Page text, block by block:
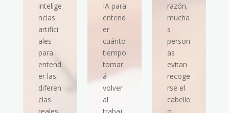
intelige
ncias
artifici
ales
para
entend
er las
diferen
cias
reales
IA para
entend
er
cuánto
tiempo
tomar
á
volver
al
trabaj
razón,
mucha
s
person
as
evitan
recoge
rse el
cabello
o